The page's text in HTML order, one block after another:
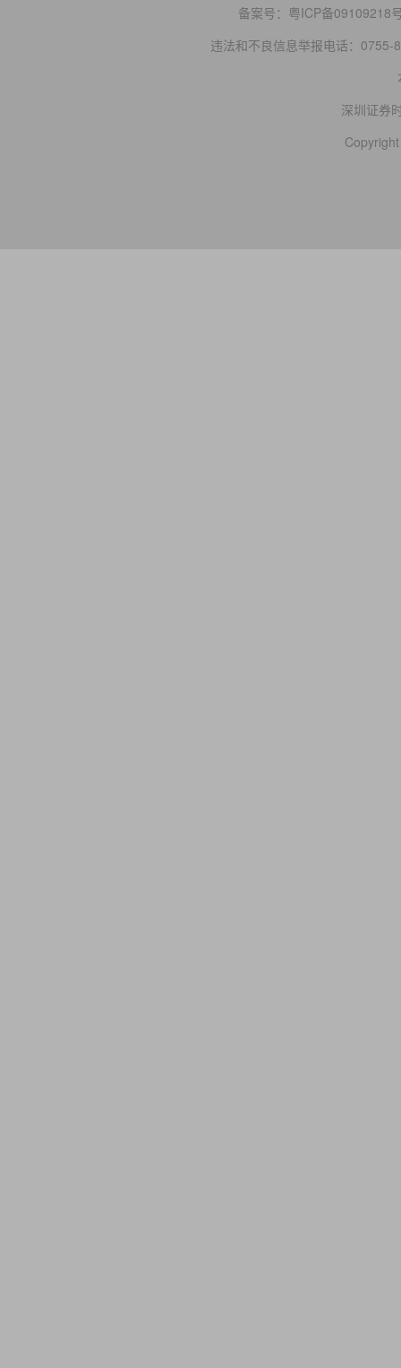
备案号： 粤ICP备09109218
违法和不良信息举报电话：0755-
深圳证券